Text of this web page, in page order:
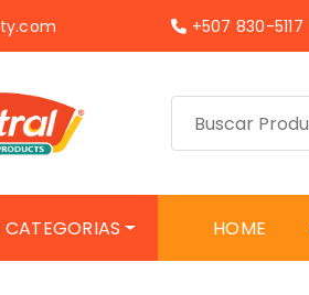
+507 830-5117
HOME